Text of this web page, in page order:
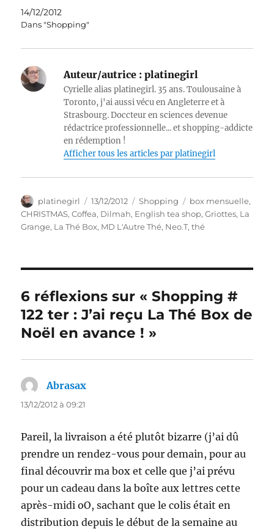
14/12/2012
Dans "Shopping"
Auteur/autrice : platinegirl
Cyrielle alias platinegirl. 35 ans. Toulousaine à
Toronto, j'ai aussi vécu en Angleterre et à
Strasbourg. Doccteur en sciences devenue
rédactrice professionnelle... et shopping-addicte
en rédemption !
Afficher tous les articles par platinegirl
Auteur
platinegirl
Publié
le
13/12/2012 Catégories
Shopping Étiquettes
box mensuelle,
CHRISTMAS,Coffea, Dilmah, English tea shop,Griottes, La
Grange, La Thé Box, MD L'Autre Thé, Neo.T,thé
6 réflexions sur « Shopping #
122 ter : J’ai reçu La Thé Box de
Noël en avance ! »
Abrasax
13/12/2012 à 09:21
Pareil, la livraison a été plutôt bizarre (j’ai dû
prendre un rendez-vous pour demain, pour au
final découvrir ma box et celle que j’ai prévu
pour un cadeau dans la boîte aux lettres cette
après-midi oO, sachant que le colis était en
distribution depuis le début de la semaine au